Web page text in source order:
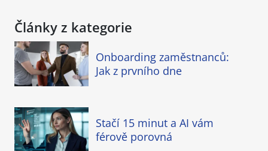
Články z kategorie
Onboarding zaměstnanců:
Jak z prvního dne
Stačí 15 minut a AI vám
férově porovná